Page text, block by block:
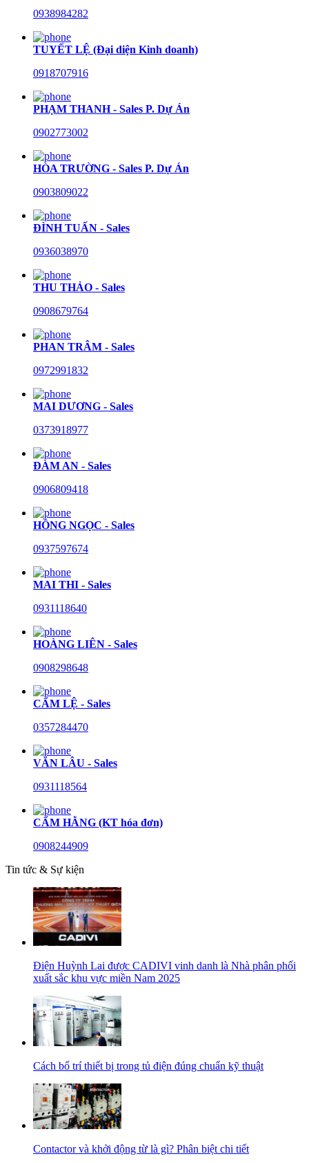
0938984282
TUYẾT LỆ (Đại diện Kinh doanh)
0918707916
PHẠM THANH - Sales P. Dự Án
0902773002
HÒA TRƯỜNG - Sales P. Dự Án
0903809022
ĐÌNH TUẤN - Sales
0936038970
THU THẢO - Sales
0908679764
PHAN TRÂM - Sales
0972991832
MAI DƯƠNG - Sales
0373918977
ĐÀM AN - Sales
0906809418
HỒNG NGỌC - Sales
0937597674
MAI THI - Sales
0931118640
HOÀNG LIÊN - Sales
0908298648
CẨM LỆ - Sales
0357284470
VĂN LÂU - Sales
0931118564
CẨM HẰNG (KT hóa đơn)
0908244909
Tin tức & Sự kiện
Điện Huỳnh Lai được CADIVI vinh danh là Nhà phân phối
xuất sắc khu vực miền Nam 2025
Cách bố trí thiết bị trong tủ điện đúng chuẩn kỹ thuật
Contactor và khởi động từ là gì? Phân biệt chi tiết